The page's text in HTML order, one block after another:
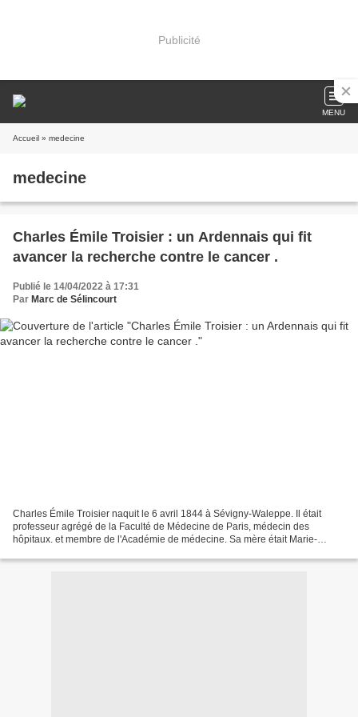
Publicité
MENU
Accueil » medecine
medecine
Charles Émile Troisier : un Ardennais qui fit
avancer la recherche contre le cancer .
Publié le 14/04/2022 à 17:31
Par Marc de Sélincourt
Charles Émile Troisier naquit le 6 avril 1844 à Sévigny-Waleppe. Il était
professeur agrégé de la Faculté de Médecine de Paris, médecin des
hôpitaux. et membre de l'Académie de médecine. Sa mère était Marie-